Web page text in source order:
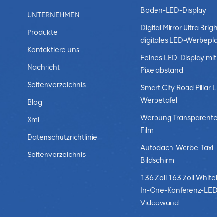
Industrieausbildung:Fließbandsimulationen:
komplexe Aufgaben am Fließband, Reduzierung von
Realität an LED-Anzeigen wird für
Situationen zu erleben und zu lernen, wie sie damit
Displays werden für Missionsplanung und
Trainingsszenarien.Situationsbewusstsein:
Verteidigungsanwendungen und verbessern die
immersive LED-Anzeigen treibt weiterhin
Benutzer einzubeziehen, zu schulen und zu
UNTERNEHMEN
Produkte
Kontaktiere uns
Nachricht
Seitenverzeichnis
Blog
Xml
Datenschutzrichtlinie
Seitenverzeichnis
Boden-LED-Display
Digital Mirror Ultra
digitales LED-
Feines LED-Display
Pixelabstand
Smart City Road Pillar
Werbetafel
Werbung
Film
Autodach-Werbe-
Bildschirm
136 Zoll 163 Zoll
In-One-Konferenz-
Videowand